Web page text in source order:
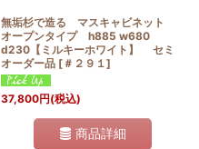
無垢杉で造る マスキャビネット
オープンタイプ h885 w680
d230【ミルキーホワイト】 セミ
オーダー品 [ ＃２９１ ]
37,800円(税込)
商品詳細